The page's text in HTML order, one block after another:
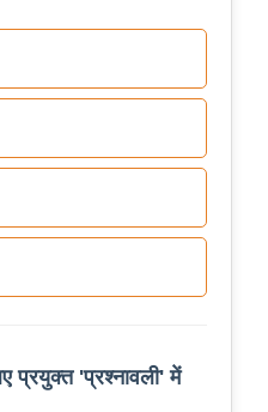
'प्रश्नावली' में